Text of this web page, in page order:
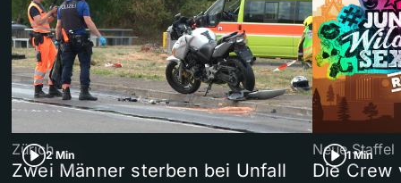
2 Min
Zürich
Zwei Männer sterben bei Unfall
1 Min
Neue Staffel
Die Crew